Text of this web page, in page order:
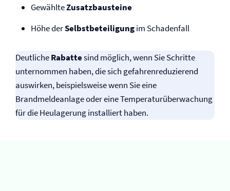
GewählteZusatzbausteine
Höhe derSelbst­beteiligungim Schadenfall
DeutlicheRabattesind möglich, wenn Sie Schritte
unternommen haben, die sich gefahrenreduzierend
auswirken, beispielsweise wenn Sie eine
Brandmeldeanlage oder eine Temperaturüberwachung
für die Heulagerung installiert haben.